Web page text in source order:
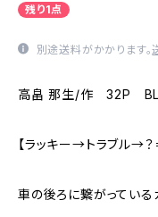
残り1点
別途送料がかかります。
高畠 那生/作 32P
【ラッキー→トラブル→？
車の後ろに繋がっている